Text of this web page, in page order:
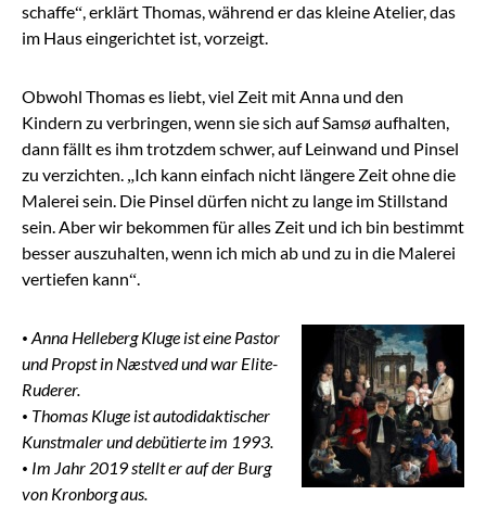
schaffe“, erklärt Thomas, während er das kleine Atelier, das
im Haus eingerichtet ist, vorzeigt.
Obwohl Thomas es liebt, viel Zeit mit Anna und den
Kindern zu verbringen, wenn sie sich auf Samsø aufhalten,
dann fällt es ihm trotzdem schwer, auf Leinwand und Pinsel
zu verzichten. „Ich kann einfach nicht längere Zeit ohne die
Malerei sein. Die Pinsel dürfen nicht zu lange im Stillstand
sein. Aber wir bekommen für alles Zeit und ich bin bestimmt
besser auszuhalten, wenn ich mich ab und zu in die Malerei
vertiefen kann“.
• Anna Helleberg Kluge ist eine Pastor
und Propst in Næstved und war Elite-
Ruderer.
• Thomas Kluge ist autodidaktischer
Kunstmaler und debütierte im 1993.
• Im Jahr 2019 stellt er auf der Burg
von Kronborg aus.